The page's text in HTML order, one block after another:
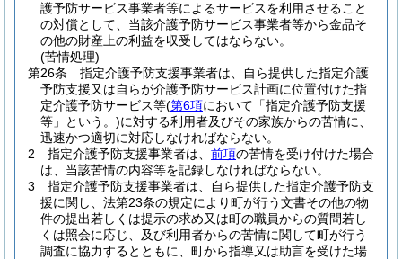
護予防サービス事業者等によるサービスを利用させること
の対償として、当該介護予防サービス事業者等から金品そ
の他の財産上の利益を収受してはならない。
(苦情処理)
第26条
指定介護予防支援事業者は、自ら提供した指定介護
予防支援又は自らが介護予防サービス計画に位置付けた指
定介護予防サービス等(第6項において「指定介護予防支援
等」という。)に対する利用者及びその家族からの苦情に、
迅速かつ適切に対応しなければならない。
2
指定介護予防支援事業者は、 前項の苦情を受け付けた場合
は、当該苦情の内容等を記録しなければならない。
3
指定介護予防支援事業者は、自ら提供した指定介護予防支
援に関し、法第23条の規定により町が行う文書その他の物
件の提出若しくは提示の求め又は町の職員からの質問若し
くは照会に応じ、及び利用者からの苦情に関して町が行う
調査に協力するとともに、町から指導又は助言を受けた場